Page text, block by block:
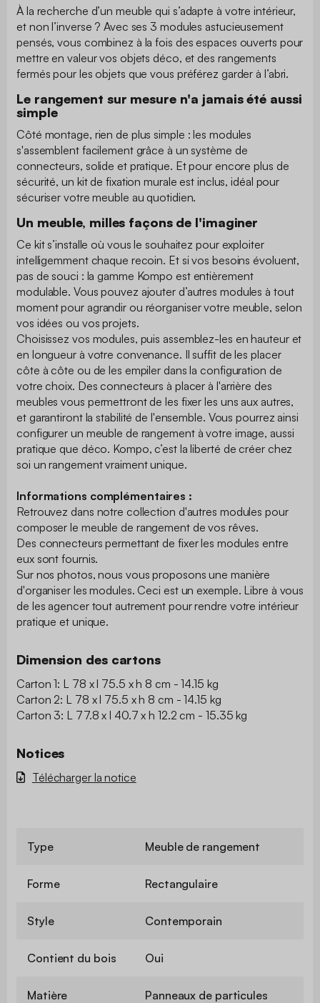
À la recherche d’un meuble qui s’adapte à votre intérieur,
et non l’inverse ? Avec ses 3 modules astucieusement
pensés, vous combinez à la fois des espaces ouverts pour
mettre en valeur vos objets déco, et des rangements
fermés pour les objets que vous préférez garder à l’abri.
Le rangement sur mesure n'a jamais été aussi
simple
Côté montage, rien de plus simple : les modules
s'assemblent facilement grâce à un système de
connecteurs, solide et pratique. Et pour encore plus de
sécurité, un kit de fixation murale est inclus, idéal pour
sécuriser votre meuble au quotidien.
Un meuble, milles façons de l'imaginer
Ce kit s’installe où vous le souhaitez pour exploiter
intelligemment chaque recoin. Et si vos besoins évoluent,
pas de souci : la gamme Kompo est entièrement
modulable. Vous pouvez ajouter d’autres modules à tout
moment pour agrandir ou réorganiser votre meuble, selon
vos idées ou vos projets.
Choisissez vos modules, puis assemblez-les en hauteur et
en longueur à votre convenance. Il suffit de les placer
côte à côte ou de les empiler dans la configuration de
votre choix. Des connecteurs à placer à l'arrière des
meubles vous permettront de les fixer les uns aux autres,
et garantiront la stabilité de l'ensemble. Vous pourrez ainsi
configurer un meuble de rangement à votre image, aussi
pratique que déco. Kompo, c’est la liberté de créer chez
soi un rangement vraiment unique.
Informations complémentaires :
Retrouvez dans notre collection d'autres modules pour
composer le meuble de rangement de vos rêves.
Des connecteurs permettant de fixer les modules entre
eux sont fournis.
Sur nos photos, nous vous proposons une manière
d'organiser les modules. Ceci est un exemple. Libre à vous
de les agencer tout autrement pour rendre votre intérieur
pratique et unique.
Dimension des cartons
Carton 1: L 78 x l 75.5 x h 8 cm - 14.15 kg
Carton 2: L 78 x l 75.5 x h 8 cm - 14.15 kg
Carton 3: L 77.8 x l 40.7 x h 12.2 cm - 15.35 kg
Notices
Télécharger la notice
Type Meuble de rangement
Forme Rectangulaire
Style Contemporain
Contient du bois Oui
Matière Panneaux de particules